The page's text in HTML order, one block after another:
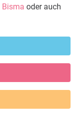
Bisma oder auch